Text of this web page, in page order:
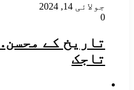
جولائی 14, 2024
0
تاریخ کے
تاجک